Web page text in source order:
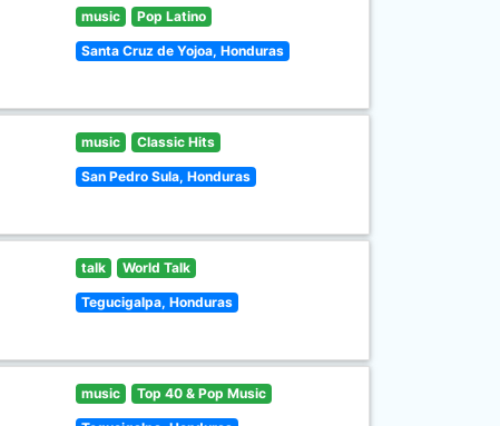
music Pop Latino
Santa Cruz de Yojoa, Honduras
music Classic Hits
San Pedro Sula, Honduras
talk World Talk
Tegucigalpa, Honduras
music Top 40 & Pop Music